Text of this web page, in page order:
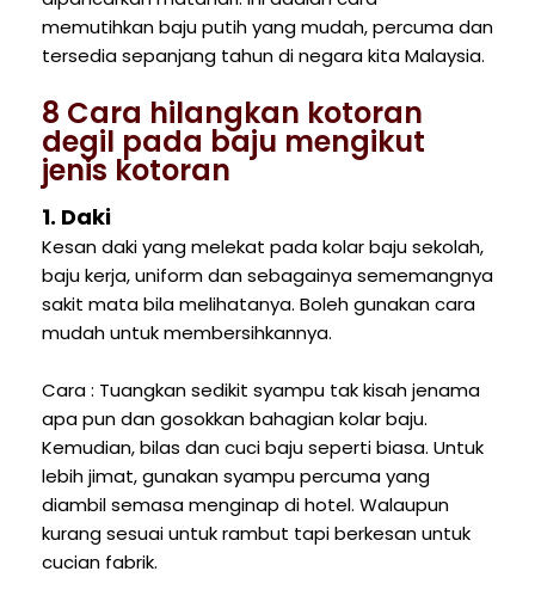
memutihkan baju putih yang mudah, percuma dan
tersedia sepanjang tahun di negara kita Malaysia.
8 Cara hilangkan kotoran
degil pada baju mengikut
jenis kotoran
1. Daki
Kesan daki yang melekat pada kolar baju sekolah,
baju kerja, uniform dan sebagainya sememangnya
sakit mata bila melihatanya. Boleh gunakan cara
mudah untuk membersihkannya.
Cara : Tuangkan sedikit syampu tak kisah jenama
apa pun dan gosokkan bahagian kolar baju.
Kemudian, bilas dan cuci baju seperti biasa. Untuk
lebih jimat, gunakan syampu percuma yang
diambil semasa menginap di hotel. Walaupun
kurang sesuai untuk rambut tapi berkesan untuk
cucian fabrik.